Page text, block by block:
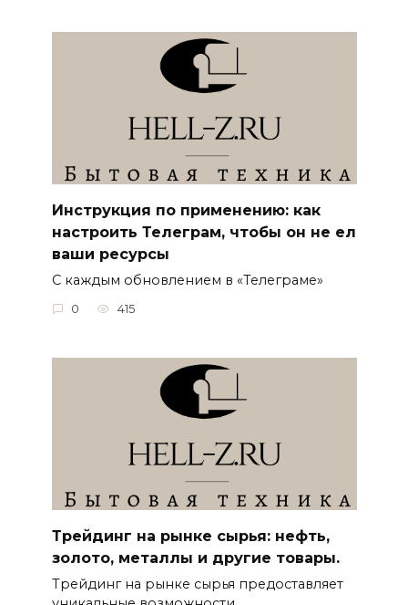
Инструкция по применению: как
настроить Телеграм, чтобы он не ел
ваши ресурсы
С каждым обновлением в «Телеграме»
0 415
Трейдинг на рынке сырья: нефть,
золото, металлы и другие товары.
Трейдинг на рынке сырья предоставляет